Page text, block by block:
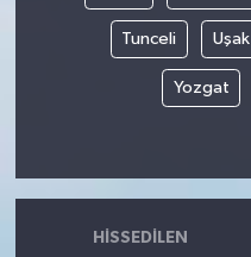
Tunceli Uşak
Yozgat
HISSEDILEN